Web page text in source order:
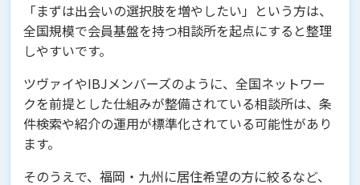
「まずは出会いの選択肢を増やしたい」という方は、
全国規模で会員基盤を持つ相談所を起点にすると整理
しやすいです。
ツヴァイやIBJメンバーズのように、全国ネットワー
クを前提とした仕組みが整備されている相談所は、条
件検索や紹介の運用が標準化されている可能性があり
ます。
そのうえで、福岡・九州に居住希望の方に絞るなど、